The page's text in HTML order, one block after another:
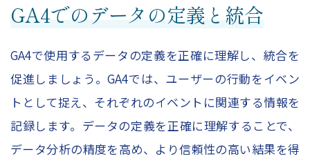
GA4でのデータの定義と統合
GA4で使用するデータの定義を正確に理解し、統合を
促進しましょう。GA4では、ユーザーの行動をイベン
トとして捉え、それぞれのイベントに関連する情報を
記録します。データの定義を正確に理解することで、
データ分析の精度を高め、より信頼性の高い結果を得